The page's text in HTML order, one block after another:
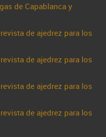
de Capablanca y
de ajedrez para los
de ajedrez para los
de ajedrez para los
de ajedrez para los